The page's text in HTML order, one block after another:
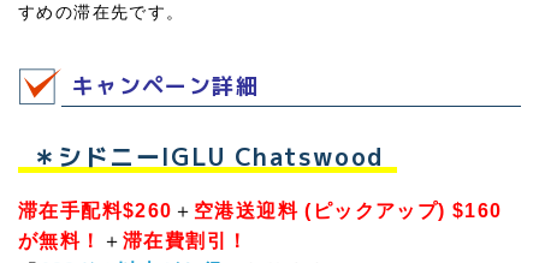
すめの滞在先です。
キャンペーン詳細
＊シドニーIGLU Chatswood
滞在手配料$260 ＋ 空港送迎料 (ピックアップ) $160
が無料！
＋滞在費割引！